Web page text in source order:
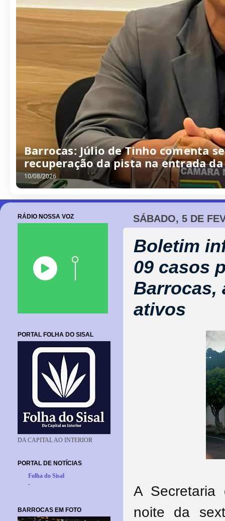
Barrocas: Júlio de Tinho comenta
recuperação da pista na entrada
10/08/2026
SÁBADO, 5 DE
Boletim
09 casos
Barrocas,
ativos
A
noite da
RÁDIO NOSSA VOZ
PORTAL FOLHA DO SISAL
DA CAPITAL AO INTERIOR
PORTAL DE NOTÍCIAS
Folha do Sisal
-
BARROCAS EM FOTO